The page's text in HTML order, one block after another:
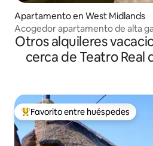
Apartamento en West Midlands
Acogedor apartamento de alta
Arena Coventry
Otros alquileres
cerca de Teatro Real
Favorito entre huéspedes preferido
Favorito entre huéspedes